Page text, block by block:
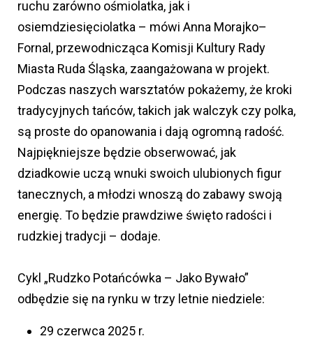
ruchu zarówno ośmiolatka, jak i
osiemdziesięciolatka – mówi Anna Morajko–
Fornal, przewodnicząca Komisji Kultury Rady
Miasta Ruda Śląska, zaangażowana w projekt.
Podczas naszych warsztatów pokażemy, że kroki
tradycyjnych tańców, takich jak walczyk czy polka,
są proste do opanowania i dają ogromną radość.
Najpiękniejsze będzie obserwować, jak
dziadkowie uczą wnuki swoich ulubionych figur
tanecznych, a młodzi wnoszą do zabawy swoją
energię. To będzie prawdziwe święto radości i
rudzkiej tradycji – dodaje.
Cykl „Rudzko Potańcówka – Jako Bywało”
odbędzie się na rynku w trzy letnie niedziele:
29 czerwca 2025 r.